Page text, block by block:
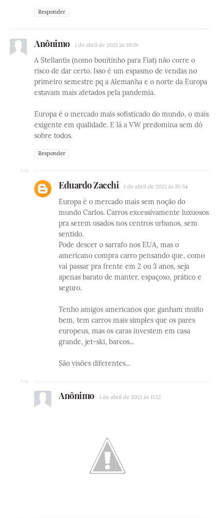
Responder
Anônimo 1 de abril de 2021 às 10:19
A Stellantis (nomo bonitinho para Fiat) não corre o
risco de dar certo. Isso é um espasmo de vendas no
primeiro semestre pq a Alemanha e o norte da Europa
estavam mais afetados pela pandemia.
Europa é o mercado mais sofisticado do mundo, o mais
exigente em qualidade. E lá a VW predomina sem dó
sobre todos.
Responder
Eduardo Zacchi 1 de abril de 2021 às 10:54
Europa é o mercado mais sem noção do
mundo Carlos. Carros excessivamente luxuosos
pra serem usados nos centros urbanos, sem
sentido.
Pode descer o sarrafo nos EUA, mas o
americano compra carro pensando que, como
vai passar pra frente em 2 ou 3 anos, seja
apenas barato de manter, espaçoso, prático e
seguro.
Tenho amigos americanos que ganham muito
bem, tem carros mais simples que os pares
europeus, mas os caras investem em casa
grande, jet-ski, barcos...
São visões diferentes...
Anônimo 1 de abril de 2021 às 11:12